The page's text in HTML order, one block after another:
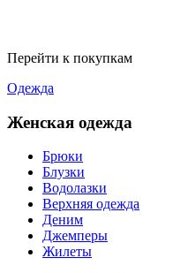
Перейти к покупкам
Одежда
Женская одежда
Брюки
Блузки
Водолазки
Верхняя одежда
Деним
Джемперы
Жилеты